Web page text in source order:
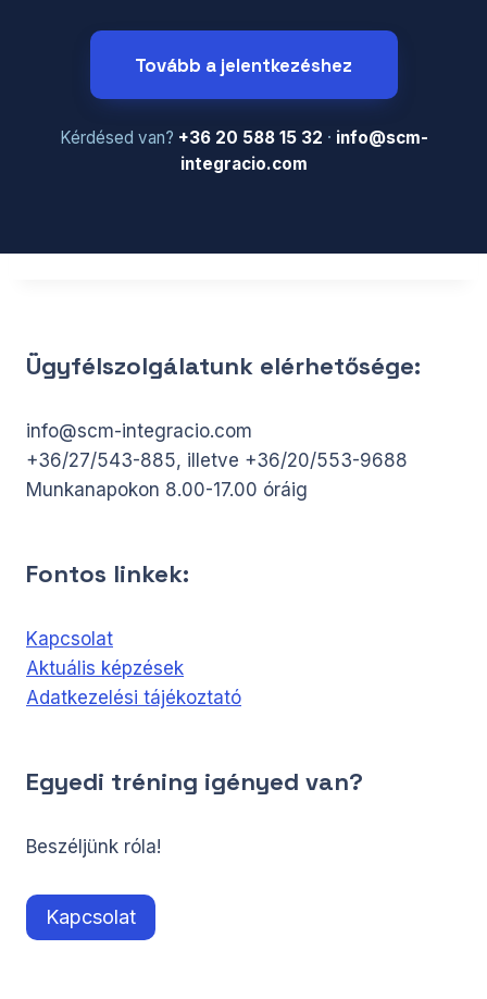
Tovább a jelentkezéshez
Kérdésed van? +36 20 588 15 32 · info@scm-
integracio.com
Ügyfélszolgálatunk elérhetősége:
info@scm-integracio.com
+36/27/543-885, illetve +36/20/553-9688
Munkanapokon 8.00-17.00 óráig
Fontos linkek:
Kapcsolat
Aktuális képzések
Adatkezelési tájékoztató
Egyedi tréning igényed van?
Beszéljünk róla!
Kapcsolat